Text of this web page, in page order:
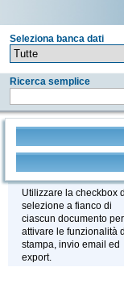
Seleziona banca dati
Ricerca semplice
Stampa - Email -
Utilizzare la checkbox
selezione a fianco di
ciascun documento per
attivare le funzionalità
stampa, invio email ed
export.